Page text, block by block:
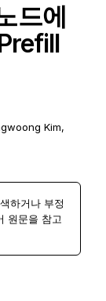
드에
Kim,
하거나 부정
원문을 참고